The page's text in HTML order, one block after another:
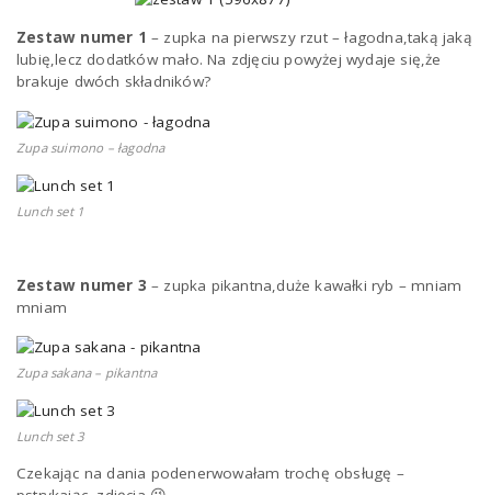
Zestaw numer 1 – zupka na pierwszy rzut – łagodna,taką jaką
lubię,lecz dodatków mało. Na zdjęciu powyżej wydaje się,że
brakuje dwóch składników?
Zupa suimono – łagodna
Lunch set 1
Zestaw numer 3 – zupka pikantna,duże kawałki ryb – mniam
mniam
Zupa sakana – pikantna
Lunch set 3
Czekając na dania podenerwowałam trochę obsługę –